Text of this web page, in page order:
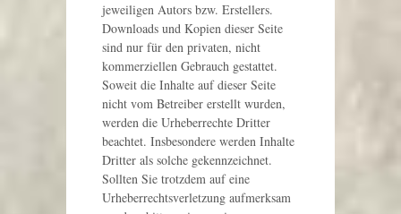
jeweiligen Autors bzw. Erstellers.
Downloads und Kopien dieser Seite
sind nur für den privaten, nicht
kommerziellen Gebrauch gestattet.
Soweit die Inhalte auf dieser Seite
nicht vom Betreiber erstellt wurden,
werden die Urheberrechte Dritter
beachtet. Insbesondere werden Inhalte
Dritter als solche gekennzeichnet.
Sollten Sie trotzdem auf eine
Urheberrechtsverletzung aufmerksam